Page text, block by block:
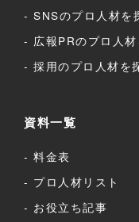
SNSのプロ人材を
広報PRのプロ人
採用のプロ人材を
資料一覧
料金表
プロ人材リスト
お役立ち記事